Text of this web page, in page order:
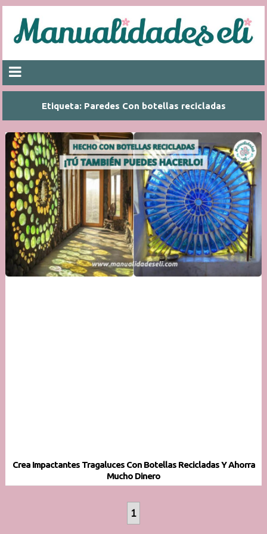
Etiqueta: Paredes Con botellas recicladas
Crea Impactantes Tragaluces Con Botellas Recicladas Y Ahorra
Mucho Dinero
1